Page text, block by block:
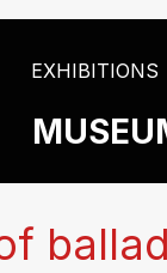
EXHIBITIONS